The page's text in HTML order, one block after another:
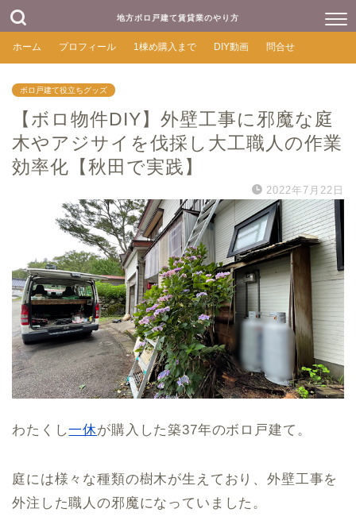
地方ボロ戸建て賃貸業のやり方
ホーム プロフィール 1棟め購入まで DIY動画 問合せ
ボロ戸建て役立ちグッズ
【ボロ物件DIY】外壁工事に邪魔な庭
木やアジサイを伐採し大工職人の作業
効率化【秋田で実践】
2022年7月22日
わたくし一休が購入した築37年のボロ戸建て。
庭には様々な種類の樹木が生えており、外壁工事を
外注した職人の邪魔になっていました。